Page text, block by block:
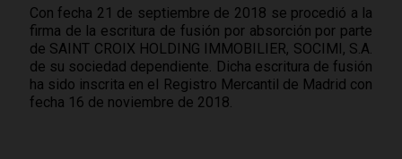
Con fecha 21 de septiembre de 2018 se procedió a la
firma de la escritura de fusión por absorción por parte
de SAINT CROIX HOLDING IMMOBILIER, SOCIMI, S.A.
de su sociedad dependiente. Dicha escritura de fusión
ha sido inscrita en el Registro Mercantil de Madrid con
fecha 16 de noviembre de 2018.